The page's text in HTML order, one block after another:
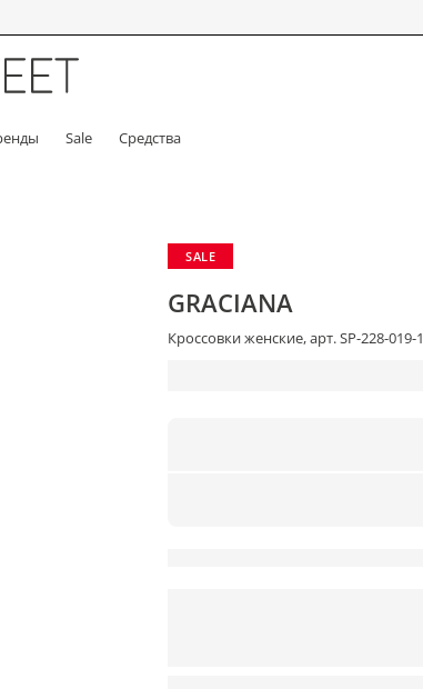
Sale Средства
SALE
GRACIANA
Кроссовки женские, арт. SP-228-019-1